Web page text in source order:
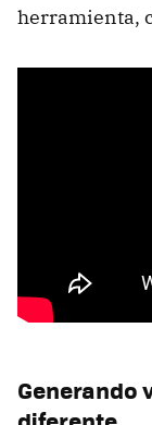
herramienta,
Generando